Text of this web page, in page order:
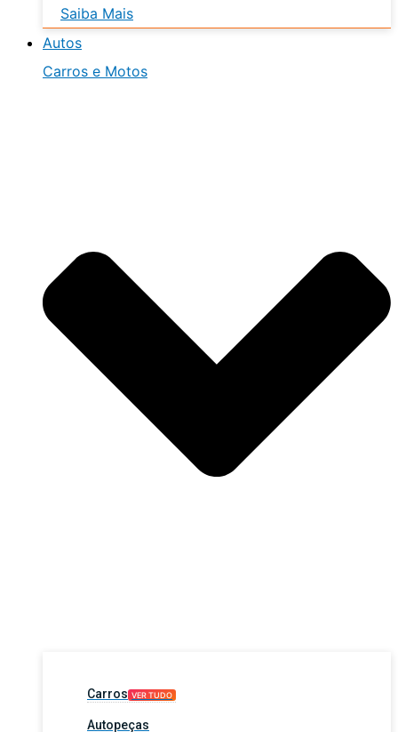
Saiba Mais
Autos
Carros e Motos
Carros VER TUDO
Autopeças